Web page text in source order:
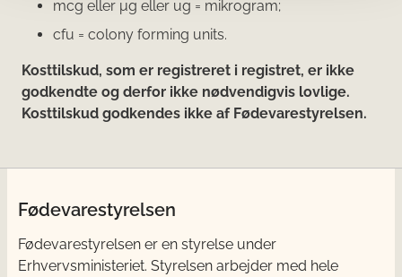
mcg eller μg eller ug = mikrogram;
cfu = colony forming units.
Kosttilskud, som er registreret i registret, er ikke
godkendte og derfor ikke nødvendigvis lovlige.
Kosttilskud godkendes ikke af Fødevarestyrelsen.
Fødevarestyrelsen
Fødevarestyrelsen er en styrelse under
Erhvervsministeriet. Styrelsen arbejder med hele